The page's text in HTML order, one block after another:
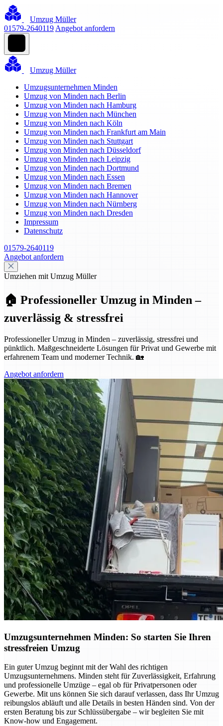
Umzug Müller
01579-2640119 Angebot anfordern
Umzug Müller
Umzugsunternehmen Minden
Umzug von Minden nach Berlin
Umzug von Minden nach Hamburg
Umzug von Minden nach München
Umzug von Minden nach Köln
Umzug von Minden nach Frankfurt am Main
Umzug von Minden nach Stuttgart
Umzug von Minden nach Düsseldorf
Umzug von Minden nach Leipzig
Umzug von Minden nach Dortmund
Umzug von Minden nach Essen
Umzug von Minden nach Bremen
Umzug von Minden nach Hannover
Umzug von Minden nach Nürnberg
Umzug von Minden nach Dresden
Impressum
Datenschutz
01579-2640119
Angebot anfordern
Umziehen mit Umzug Müller
🏠 Professioneller Umzug in Minden –
zuverlässig & stressfrei
Professioneller Umzug in Minden – zuverlässig, stressfrei und
pünktlich. Maßgeschneiderte Lösungen für Privat und Gewerbe mit
erfahrenem Team und moderner Technik. 🏡
Angebot anfordern
Umzugsunternehmen Minden: So starten Sie Ihren
stressfreien Umzug
Ein guter Umzug beginnt mit der Wahl des richtigen
Umzugsunternehmens. Minden steht für Zuverlässigkeit, Erfahrung
und professionelle Umzüge – egal ob für Privatpersonen oder
Gewerbe. Mit uns können Sie sich darauf verlassen, dass Ihr Umzug
reibungslos abläuft und alle Details in besten Händen sind. Von der
ersten Beratung bis zur Schlüssübergabe – wir begleiten Sie mit
Know-how und Engagement.